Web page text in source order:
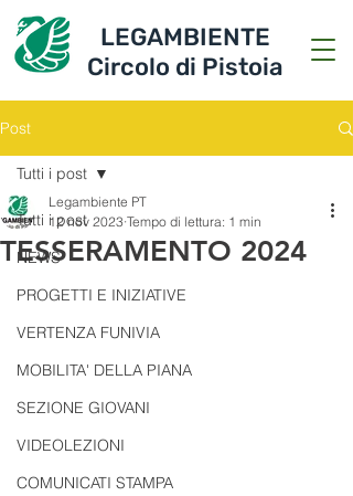
LEGAMBIENTE
Circolo di Pistoia
Post
Tutti i post
NEWS
PROGETTI E INIZIATIVE
VERTENZA FUNIVIA
MOBILITA' DELLA PIANA
SEZIONE GIOVANI
VIDEOLEZIONI
COMUNICATI STAMPA
Tutti i post
TESSERAMENTO 2024
Legambiente PT
12 nov 2023 Tempo di lettura: 1 min